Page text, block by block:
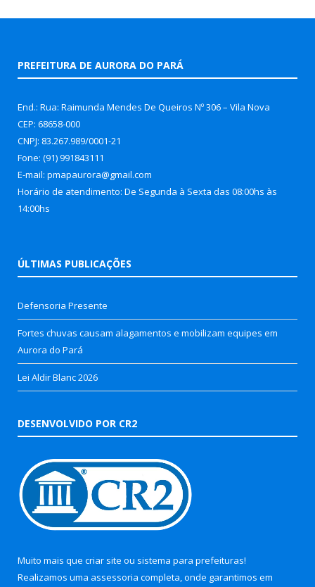
PREFEITURA DE AURORA DO PARÁ
End.: Rua: Raimunda Mendes De Queiros Nº 306 – Vila Nova
CEP: 68658-000
CNPJ: 83.267.989/0001-21
Fone: (91) 991843111
E-mail: pmapaurora@gmail.com
Horário de atendimento: De Segunda à Sexta das 08:00hs às
14:00hs
ÚLTIMAS PUBLICAÇÕES
Defensoria Presente
Fortes chuvas causam alagamentos e mobilizam equipes em
Aurora do Pará
Lei Aldir Blanc 2026
DESENVOLVIDO POR CR2
Muito mais que criar site ou sistema para prefeituras!
Realizamos uma assessoria completa, onde garantimos em